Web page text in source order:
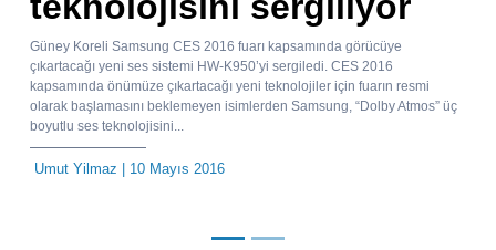
Güney Koreli Samsung CES 2016 fuarı kapsamında görücüye
çıkartacağı yeni ses sistemi HW-K950’yi sergiledi. CES 2016
kapsamında önümüze çıkartacağı yeni teknolojiler için fuarın resmi
olarak başlamasını beklemeyen isimlerden Samsung, “Dolby Atmos” üç
boyutlu ses teknolojisini...
Umut Yilmaz | 10 Mayıs 2016